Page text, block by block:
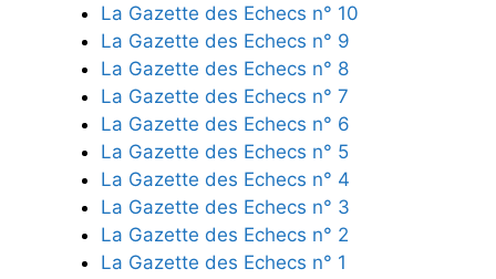
La Gazette des Echecs n° 10
La Gazette des Echecs n° 9
La Gazette des Echecs n° 8
La Gazette des Echecs n° 7
La Gazette des Echecs n° 6
La Gazette des Echecs n° 5
La Gazette des Echecs n° 4
La Gazette des Echecs n° 3
La Gazette des Echecs n° 2
La Gazette des Echecs n° 1